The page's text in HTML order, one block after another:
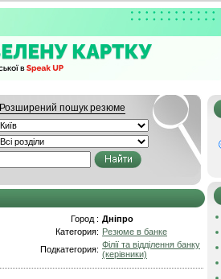
Розширений пошук резюме
Город : Дніпро
Категория: Резюме в банке
Подкатегория: Філії та відділення банку
(керівники)